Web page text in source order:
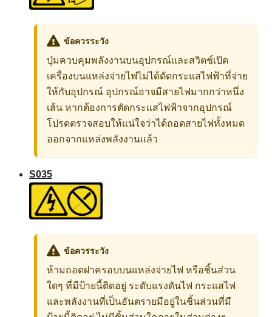
ข้อควรระวัง
ปุ่มควบคุมพลังงานบนอุปกรณ์และสวิตช์เปิด
เครื่องบนแหล่งจ่ายไฟไม่ได้ตัดกระแสไฟฟ้าที่จ่าย
ให้กับอุปกรณ์ อุปกรณ์อาจมีสายไฟมากกว่าหนึ่ง
เส้น หากต้องการตัดกระแสไฟฟ้าจากอุปกรณ์
โปรดตรวจสอบให้แน่ใจว่าได้ถอดสายไฟทั้งหมด
ออกจากแหล่งพลังงานแล้ว
S035
ข้อควรระวัง
ห้ามถอดฝาครอบบนแหล่งจ่ายไฟ หรือชิ้นส่วน
ใดๆ ที่มีป้ายนี้ติดอยู่ ระดับแรงดันไฟ กระแสไฟ
และพลังงานที่เป็นอันตรายมีอยู่ในชิ้นส่วนที่มี